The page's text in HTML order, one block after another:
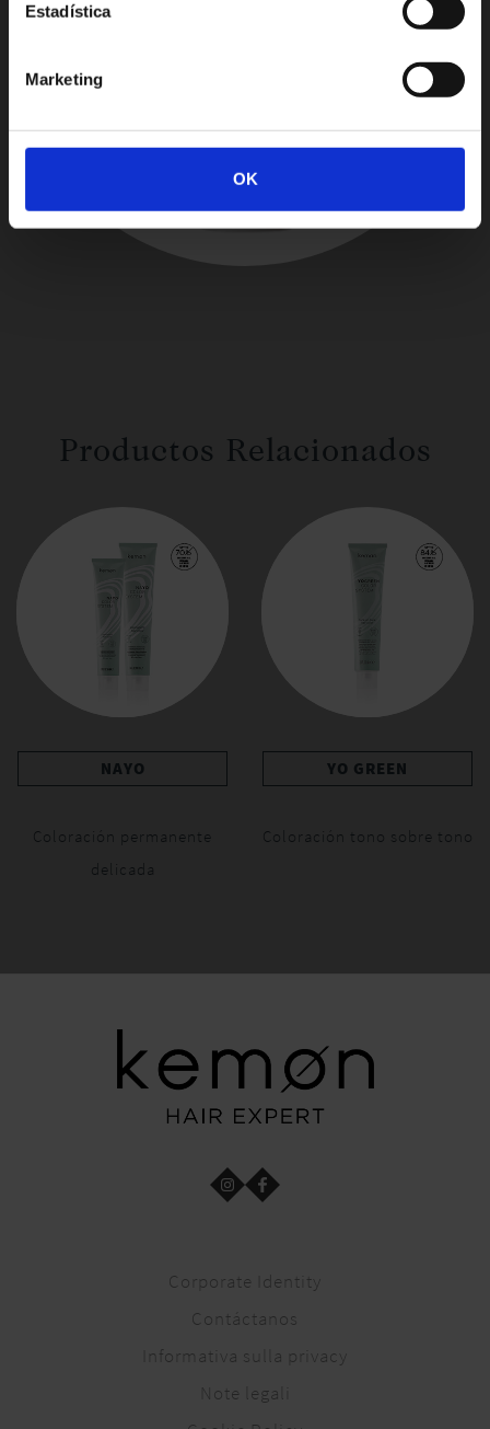
Estadística
Marketing
OK
Productos Relacionados
NAYO
Coloración permanente
delicada
YO GREEN
Coloración tono sobre tono
Corporate Identity
Contáctanos
Informativa sulla privacy
Note legali